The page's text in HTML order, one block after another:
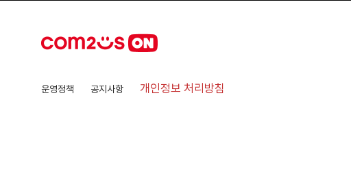
운영정책 공지사항 개인정보 처리방침